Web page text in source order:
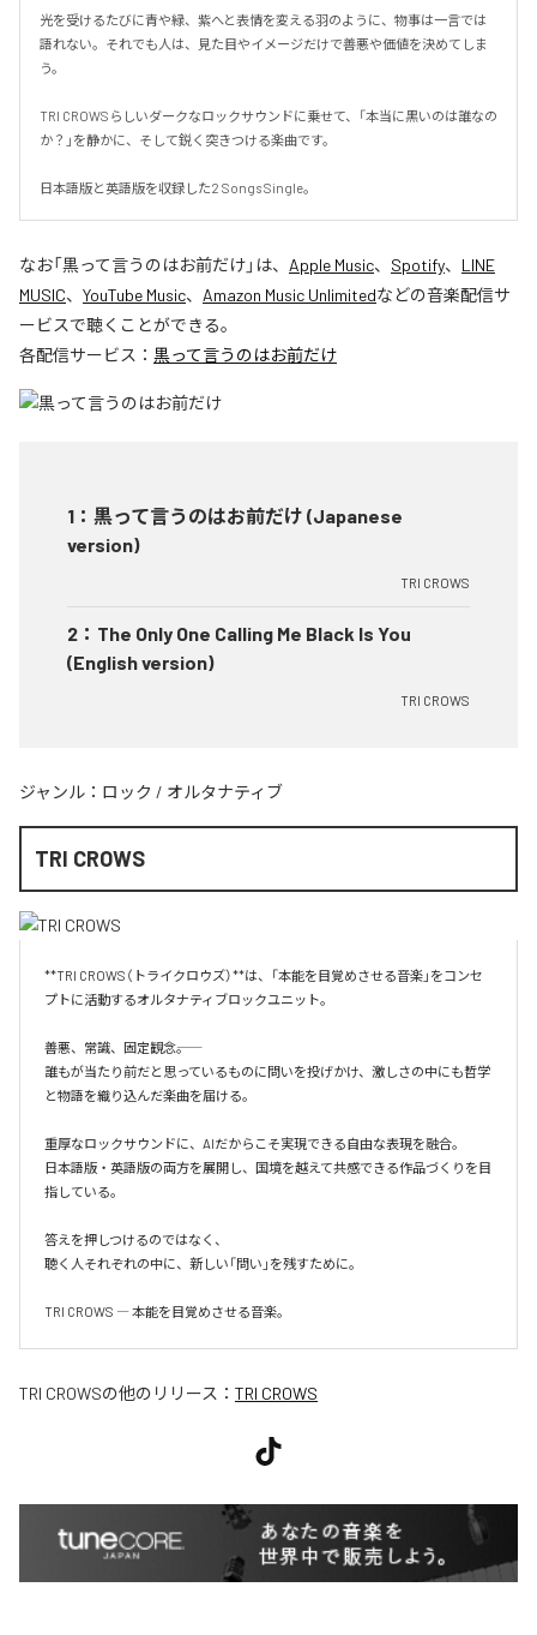
光を受けるたびに青や緑、紫へと表情を変える羽のように、物事は一言では
語れない。それでも人は、見た目やイメージだけで善悪や価値を決めてしま
う。
TRI CROWSらしいダークなロックサウンドに乗せて、「本当に黒いのは誰なの
か？」を静かに、そして鋭く突きつける楽曲です。
日本語版と英語版を収録した2 Songs Single。
なお「黒って言うのはお前だけ」は、 Apple Music、 Spotify、 LINE
MUSIC、 YouTube Music、 Amazon Music Unlimitedなどの音楽配信サ
ービスで聴くことができる。
各配信サービス： 黒って言うのはお前だけ
1 ： 黒って言うのはお前だけ (Japanese
version)
TRI CROWS
2 ： The Only One Calling Me Black Is You
(English version)
TRI CROWS
ジャンル： ロック / オルタナティブ
TRI CROWS
**TRI CROWS（トライクロウズ）**は、「本能を目覚めさせる音楽」をコンセ
プトに活動するオルタナティブロックユニット。
善悪、常識、固定観念――。
誰もが当たり前だと思っているものに問いを投げかけ、激しさの中にも哲学
と物語を織り込んだ楽曲を届ける。
重厚なロックサウンドに、AIだからこそ実現できる自由な表現を融合。
日本語版・英語版の両方を展開し、国境を越えて共感できる作品づくりを目
指している。
答えを押しつけるのではなく、
聴く人それぞれの中に、新しい「問い」を残すために。
TRI CROWS ― 本能を目覚めさせる音楽。
TRI CROWSの他のリリース： TRI CROWS